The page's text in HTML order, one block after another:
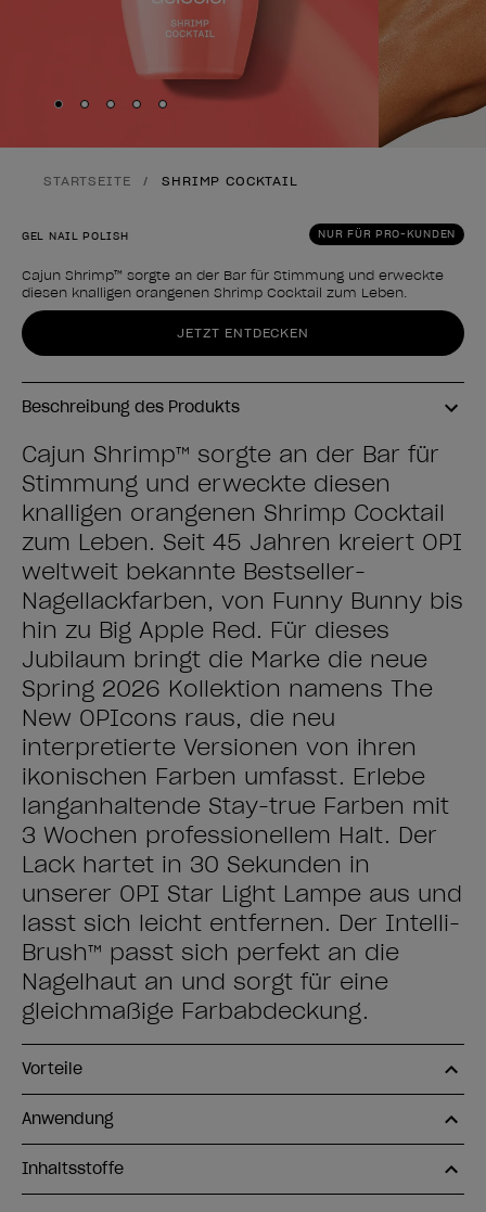
Skip to slide
Skip to slide
Skip to slide
Skip to slide
Skip to slide
STARTSEITE SHRIMP COCKTAIL
NUR FÜR PRO-KUNDEN
GEL NAIL POLISH
Cajun Shrimp™ sorgte an der Bar für Stimmung und erweckte
diesen knalligen orangenen Shrimp Cocktail zum Leben.
Form des Produkts
JETZT ENTDECKEN
Beschreibung des Produkts
Cajun Shrimp™ sorgte an der Bar für
Stimmung und erweckte diesen
knalligen orangenen Shrimp Cocktail
zum Leben. Seit 45 Jahren kreiert OPI
weltweit bekannte Bestseller-
Nagellackfarben, von Funny Bunny bis
hin zu Big Apple Red. Für dieses
Jubiläum bringt die Marke die neue
Spring 2026 Kollektion namens The
New OPIcons raus, die neu
interpretierte Versionen von ihren
ikonischen Farben umfasst. Erlebe
langanhaltende Stay-true Farben mit
3 Wochen professionellem Halt. Der
Lack härtet in 30 Sekunden in
unserer OPI Star Light Lampe aus und
lässt sich leicht entfernen. Der Intelli-
Brush™ passt sich perfekt an die
Nagelhaut an und sorgt für eine
gleichmäßige Farbabdeckung.
Vorteile
Anwendung
Inhaltsstoffe